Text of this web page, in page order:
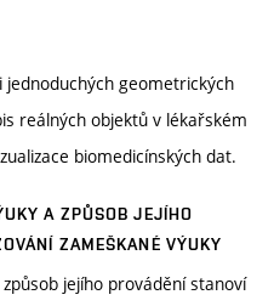
geometrických
reálných objektů v lékařském
biomedicínských dat.
A ZPŮSOB JEJÍHO
ZAMEŠKANÉ VÝUKY
jejího provádění stanoví